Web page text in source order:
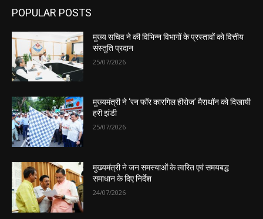
POPULAR POSTS
मुख्य सचिव ने की विभिन्न विभागों के प्रस्तावों को वित्तीय
संस्तुति प्रदान
25/07/2026
मुख्यमंत्री ने ‘रन फॉर कारगिल हीरोज’ मैराथॉन को दिखायी
हरी झंडी
25/07/2026
मुख्यमंत्री ने जन समस्याओं के त्वरित एवं समयबद्ध
समाधान के दिए निर्देश
24/07/2026